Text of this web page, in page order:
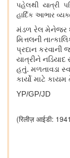
પહેલથી યાત્રી
હાર્દિક આભાર
મંડળ રેલ મેનેજર
મિત્તલની
પ્રદાન કરવાની
યાત્રીને
હતું. મળતાવડા
કાર્યો માટે
YP/GP/JD
(रिलीज़ आईडी: